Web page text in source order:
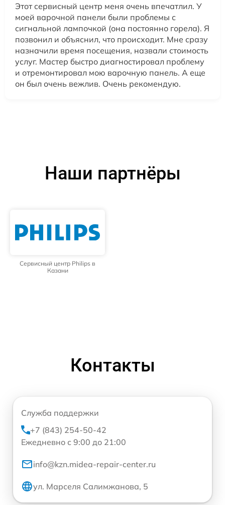
Этот сервисный центр меня очень впечатлил. У
моей варочной панели были проблемы с
сигнальной лампочкой (она постоянно горела). Я
позвонил и объяснил, что происходит. Мне сразу
назначили время посещения, назвали стоимость
услуг. Мастер быстро диагностировал проблему
и отремонтировал мою варочную панель. А еще
он был очень вежлив. Очень рекомендую.
Наши партнёры
Сервисный центр Philips в
Казани
Контакты
Служба поддержки
+7 (843) 254-50-42
Ежедневно с 9:00 до 21:00
info@kzn.midea-repair-center.ru
ул. Марселя Салимжанова, 5